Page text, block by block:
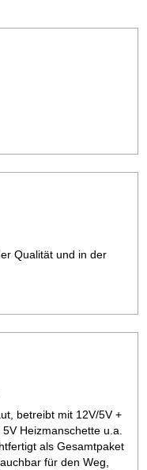
Qualität und in der
betreibt mit 12V/5V +
Heizmanschette u.a.
als Gesamtpaket
für den Weg,